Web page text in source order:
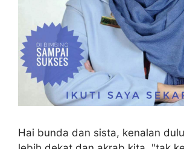
Hai bunda dan sista, kenalan